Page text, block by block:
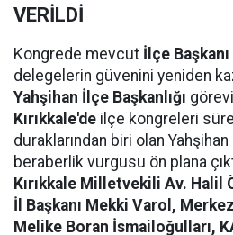
VERİLDİ
Kongrede mevcut İlçe
delegelerin güvenini yeniden
Yahşihan İlçe Başkanlığı
Kırıkkale'de ilçe kongreleri
duraklarından biri olan
beraberlik vurgusu ön plana
Kırıkkale Milletvekili Av. Halil
İl Başkanı Mekki Varol,
Melike Boran İsmailoğulları,